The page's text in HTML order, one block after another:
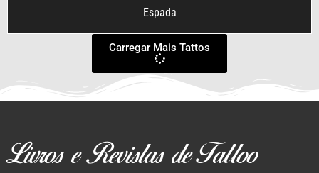
Espada
Carregar Mais Tattos
Livros e Revistas de Tattoo